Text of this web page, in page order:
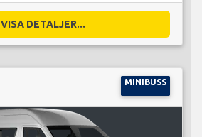
VISA DETALJER...
MINIBUSS